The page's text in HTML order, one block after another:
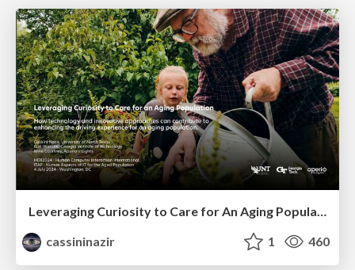
Leveraging Curiosity to Care for An Aging Population
cassininazir
1 460